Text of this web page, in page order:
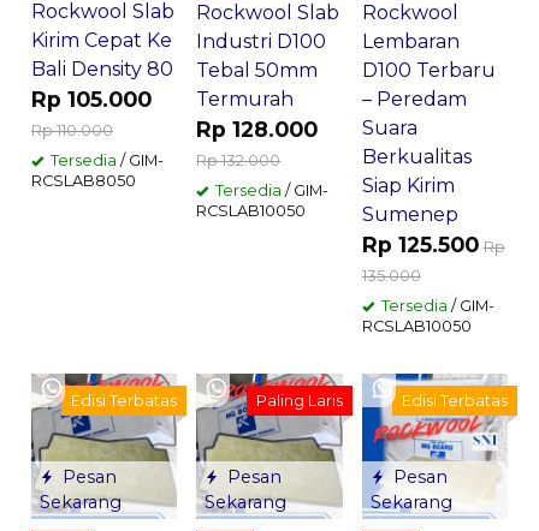
Rockwool Slab
Kirim Cepat Ke
Bali Density 80
Rp 105.000
Rp 110.000
Tersedia / GIM-
RCSLAB8050
Rockwool Slab
Industri D100
Tebal 50mm
Termurah
Rp 128.000
Rp 132.000
Tersedia / GIM-
RCSLAB10050
Rockwool
Lembaran
D100 Terbaru
– Peredam
Suara
Berkualitas
Siap Kirim
Sumenep
Rp 125.500 Rp
135.000
Tersedia / GIM-
RCSLAB10050
Pesan
Sekarang
Edisi Terbatas
Pesan
Sekarang
Paling Laris
Pesan
Sekarang
Edisi Terbatas